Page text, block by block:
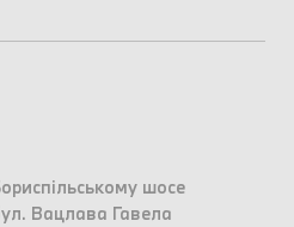
шосе
Вацлава Гавела